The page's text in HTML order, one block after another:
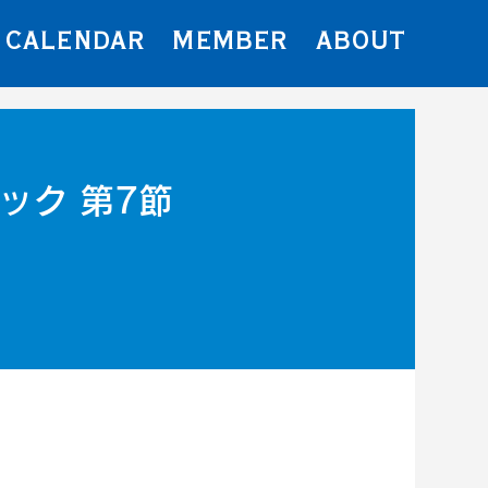
CALENDAR MEMBER ABOUT
ク 第7節